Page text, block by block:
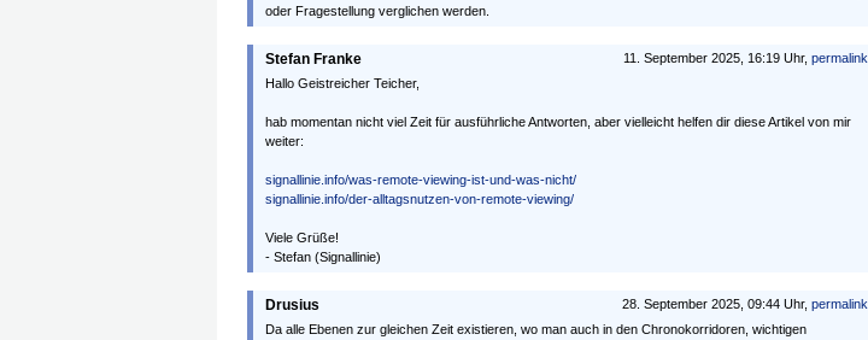
oder Fragestellung verglichen werden.
11. September 2025, 16:19 Uhr, permalink
Stefan Franke
Hallo Geistreicher Teicher,
hab momentan nicht viel Zeit für ausführliche Antworten, aber vielleicht helfen dir diese Artikel von mir
weiter:
signallinie.info/was-remote-viewing-ist-und-was-nicht/
signallinie.info/der-alltagsnutzen-von-remote-viewing/
Viele Grüße!
- Stefan (Signallinie)
28. September 2025, 09:44 Uhr, permalink
Drusius
Da alle Ebenen zur gleichen Zeit existieren, wo man auch in den Chronokorridoren, wichtigen